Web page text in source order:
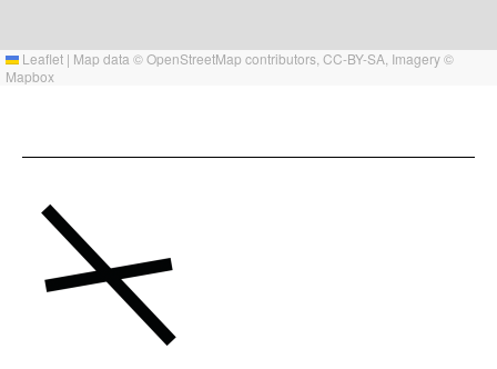
Leaflet | Map data ©OpenStreetMap contributors, CC-BY-SA , Imagery ©
Mapbox